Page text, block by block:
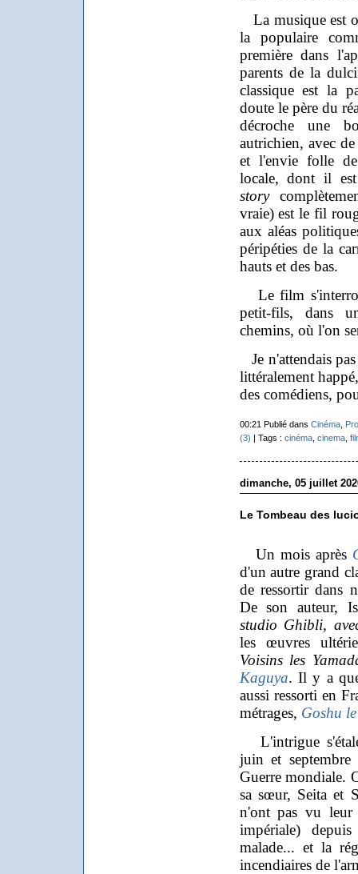
La musique est
la populaire
première dans
parents de la
classique est la
doute le père du
décroche une
autrichien, avec
et l'envie folle de
locale, dont il
story
vraie) est le fil
aux aléas
péripéties de la
hauts et des bas.
Le film
petit-fils, dans
chemins, où l'on
Je n'attendais
littéralement
des comédiens,
00:21 Publié dans Cinéma,
(3) | Tags : cinéma, cinema,
dimanche, 05 juillet
Le Tombeau des
Un mois après
d'un autre grand
de ressortir dans
De son auteur,
studio Ghibli,
les œuvres
Voisins les
Kaguya. Il y a
aussi ressorti en
métrages, Goshu
L'intrigue
juin et
Guerre mondiale.
sa sœur, Seita et
n'ont pas vu leur
impériale)
malade... et la
incendiaires de